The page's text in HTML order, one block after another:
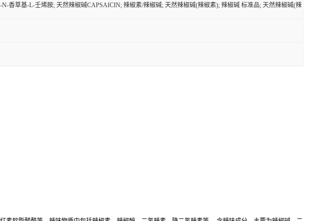
香草基-L-壬烯胺; 天然辣椒碱CAPSAICIN; 辣椒素/辣椒碱; 天然辣椒碱(辣椒素); 辣椒碱 标准品; 天然辣椒碱(辣